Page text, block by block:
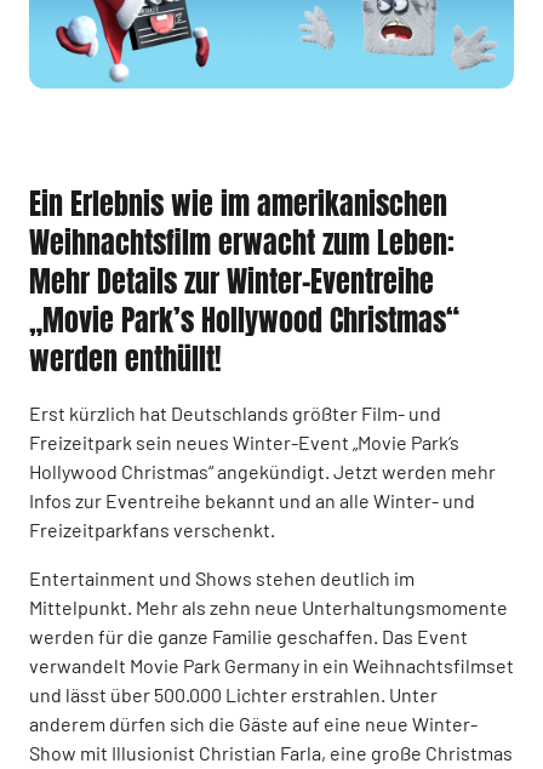
Ein Erlebnis wie im amerikanischen
Weihnachtsfilm erwacht zum Leben:
Mehr Details zur Winter-Eventreihe
„Movie Park’s Hollywood Christmas“
werden enthüllt!
Erst kürzlich hat Deutschlands größter Film- und
Freizeitpark sein neues Winter-Event „Movie Park’s
Hollywood Christmas“ angekündigt. Jetzt werden mehr
Infos zur Eventreihe bekannt und an alle Winter- und
Freizeitparkfans verschenkt.
Entertainment und Shows stehen deutlich im
Mittelpunkt. Mehr als zehn neue Unterhaltungsmomente
werden für die ganze Familie geschaffen. Das Event
verwandelt Movie Park Germany in ein Weihnachtsfilmset
und lässt über 500.000 Lichter erstrahlen. Unter
anderem dürfen sich die Gäste auf eine neue Winter-
Show mit Illusionist Christian Farla, eine große Christmas